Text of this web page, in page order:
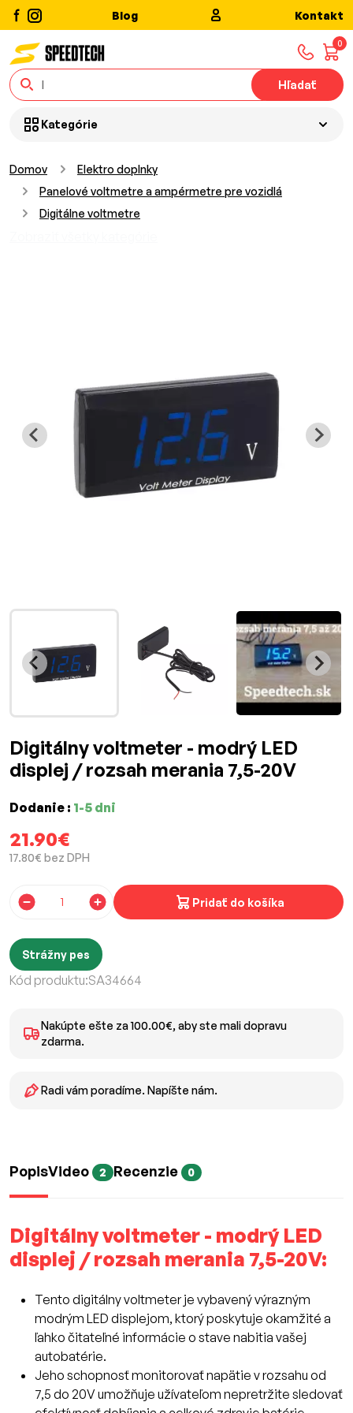
Blog Kontakt
0
Hľadať
Kategórie
Domov
Elektro doplnky
Panelové voltmetre a ampérmetre pre vozidlá
Digitálne voltmetre
Digitálny voltmeter - modrý LED
displej / rozsah merania 7,5-20V
Dodanie : 1-5 dni
21.90€
17.80€ bez DPH
Pridať do košíka
Strážny pes
Kód produktu:SA34664
Nakúpte ešte za 100.00€, aby ste mali dopravu
zdarma.
Radi vám poradíme. Napíšte nám.
PopisVideo 2 Recenzie 0
Digitálny voltmeter - modrý LED
displej / rozsah merania 7,5-20V:
Tento digitálny voltmeter je vybavený výrazným
modrým LED displejom, ktorý poskytuje okamžité a
ľahko čitateľné informácie o stave nabitia vašej
autobatérie.
Jeho schopnosť monitorovať napätie v rozsahu od
7,5 do 20V umožňuje užívateľom nepretržite sledovať